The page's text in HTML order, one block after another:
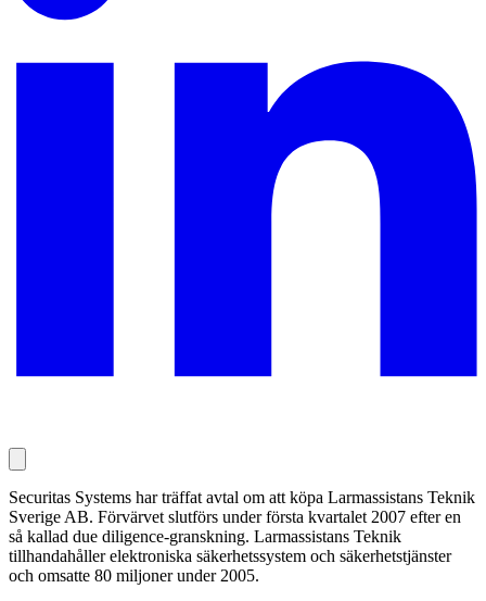
Securitas Systems har träffat avtal om att köpa Larmassistans Teknik
Sverige AB. Förvärvet slutförs under första kvartalet 2007 efter en
så kallad due diligence-granskning. Larmassistans Teknik
tillhandahåller elektroniska säkerhetssystem och säkerhetstjänster
och omsatte 80 miljoner under 2005.